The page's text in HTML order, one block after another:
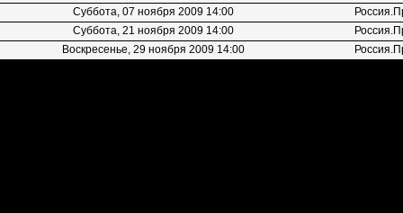
Суббота, 07 ноября 2009 14:00
Суббота, 21 ноября 2009 14:00
Воскресенье, 29 ноября 2009 14:00